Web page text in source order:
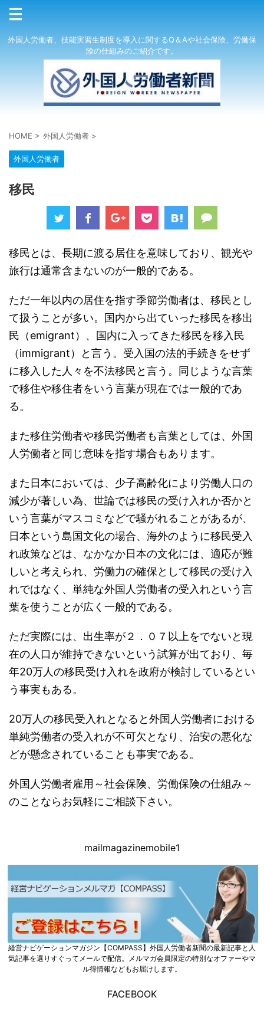
外国人労働者、技能実習生制度を導入に関するQ＆Aや社会保険、労働保
険の仕組みのご紹介です。
HOME > 外国人労働者 >
外国人労働者
移民
移民とは、長期に渡る居住を意味しており、観光や
旅行は通常含まないのが一般的である。
ただ一年以内の居住を指す季節労働者は、移民とし
て扱うことが多い。国内から出ていった移民を移出
民（emigrant）、国内に入ってきた移民を移入民
（immigrant）と言う。受入国の法的手続きをせず
に移入した人々を不法移民と言う。同じような言葉
で移住や移住者をいう言葉が現在では一般的であ
る。
また移住労働者や移民労働者も言葉としては、外国
人労働者と同じ意味を指す場合もあります。
また日本においては、少子高齢化により労働人口の
減少が著しい為、世論では移民の受け入れか否かと
いう言葉がマスコミなどで騒がれることがあるが、
日本という島国文化の場合、海外のように移民受入
れ政策などは、なかなか日本の文化には、適応が難
しいと考えられ、労働力の確保として移民の受け入
れではなく、単純な外国人労働者の受入れという言
葉を使うことが広く一般的である。
ただ実際には、出生率が２．０７以上をでないと現
在の人口が維持できないという試算が出ており、毎
年20万人の移民受け入れを政府が検討しているとい
う事実もある。
20万人の移民受入れとなると外国人労働者における
単純労働者の受入れが不可欠となり、治安の悪化な
どが懸念されていることも事実である。
外国人労働者雇用～社会保険、労働保険の仕組み～
のことならお気軽にご相談下さい。
mailmagazinemobile1
経営ナビゲーションマガジン【COMPASS】外国人労働者新聞の最新記事と人
気記事を選りすぐってメールで配信。メルマガ会員限定の特別なオファーやマ
ル得情報などもお届けします。
FACEBOOK